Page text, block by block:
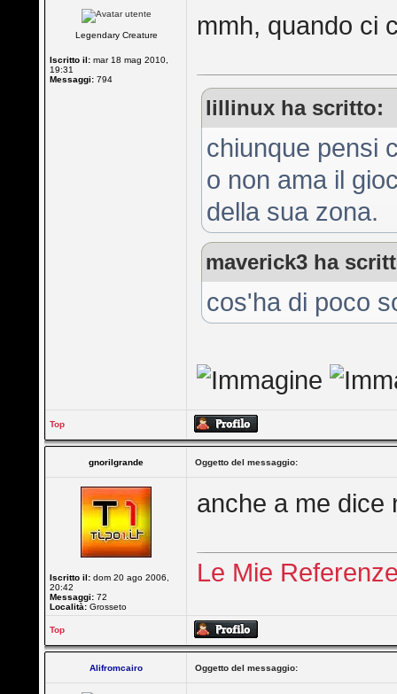
Legendary Creature
Iscritto il: mar 18 mag 2010,
19:31
Messaggi: 794
mmh, quando ci
lillinux ha scritto:
chiunque pensi
o non ama il
della sua zona.
maverick3 ha
cos'ha di poco
Top
gnorilgrande Oggetto del messaggio:
Iscritto il: dom 20 ago 2006,
20:42
Messaggi: 72
Località: Grosseto
anche a me dice
Le Mie
Top
Alifromcairo Oggetto del messaggio: